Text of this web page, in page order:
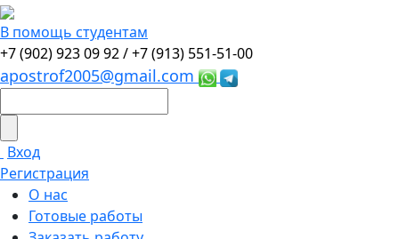
В помощь студентам
+7 (902) 923 09 92 /+7 (913) 551-51-00
apostrof2005@gmail.com
Вход
Регистрация
О нас
Готовые работы